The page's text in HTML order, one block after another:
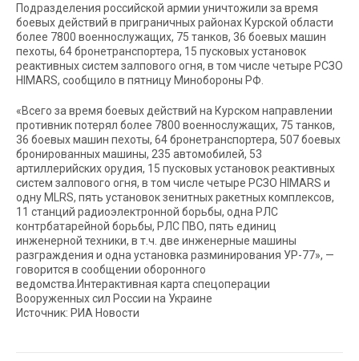
Подразделения российской армии уничтожили за время
боевых действий в приграничных районах Курской области
более 7800 военнослужащих, 75 танков, 36 боевых машин
пехоты, 64 бронетранспортера, 15 пусковых установок
реактивных систем залпового огня, в том числе четыре РСЗО
HIMARS, сообщило в пятницу Минобороны РФ.
«Всего за время боевых действий на Курском направлении
противник потерял более 7800 военнослужащих, 75 танков,
36 боевых машин пехоты, 64 бронетранспортера, 507 боевых
бронированных машины, 235 автомобилей, 53
артиллерийских орудия, 15 пусковых установок реактивных
систем залпового огня, в том числе четыре РСЗО HIMARS и
одну MLRS, пять установок зенитных ракетных комплексов,
11 станций радиоэлектронной борьбы, одна РЛС
контрбатарейной борьбы, РЛС ПВО, пять единиц
инженерной техники, в т.ч. две инженерные машины
разграждения и одна установка разминирования УР-77», —
говорится в сообщении оборонного
ведомства.Интерактивная карта спецоперации
Вооруженных сил России на Украине
Источник: РИА Новости